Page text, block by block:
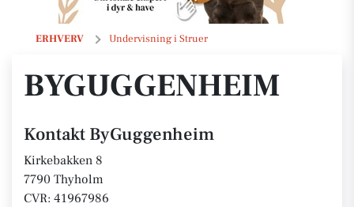
ERHVERV Undervisning i Struer
ByGuggenheim
BYGUGGENHEIM
Kontakt ByGuggenheim
Kirkebakken 8
7790 Thyholm
CVR: 41967986